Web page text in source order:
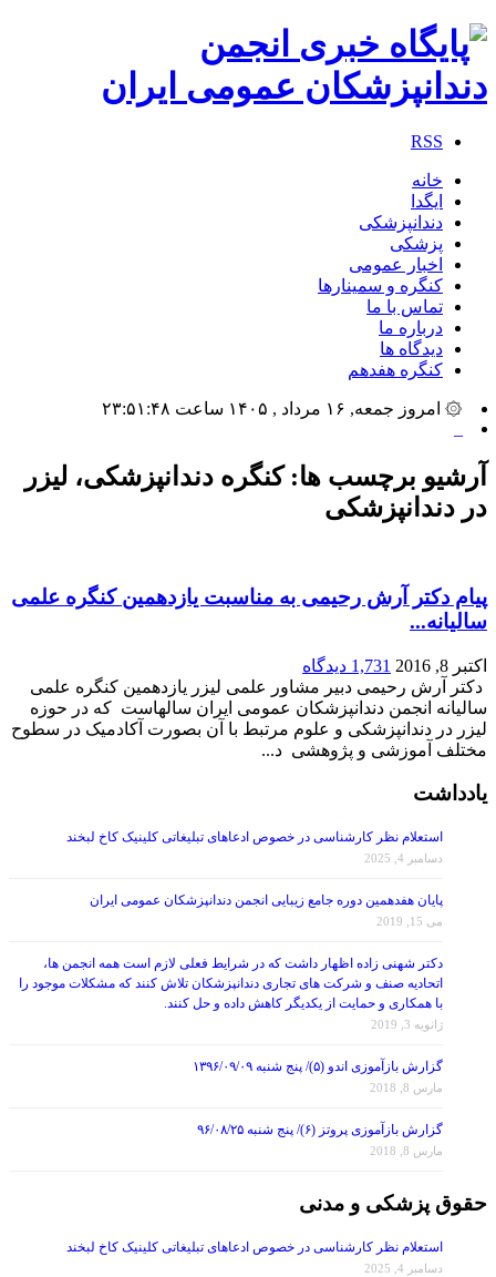
RSS
خانه
ایگدا
دندانپزشکی
پزشکی
اخبار عمومی
کنگره و سمینارها
تماس با ما
درباره ما
دیدگاه ها
کنگره هفدهم
۞ امروز جمعه, ۱۶ مرداد , ۱۴۰۵ ساعت ۲۳:۵۱:۴۸
آرشیو برچسب ها:کنگره دندانپزشکی، لیزر
در دندانپزشکی
پیام دکتر آرش رحیمی به مناسبت یازدهمین کنگره علمی
سالیانه...
اکتبر 8, 2016
1,731 دیدگاه
دکتر آرش رحیمی دبیر مشاور علمی لیزر یازدهمین کنگره علمی
سالیانه انجمن دندانپزشکان عمومی ایران سالهاست که در حوزه
لیزر در دندانپزشکی و علوم مرتبط با آن بصورت آکادمیک در سطوح
مختلف آموزشی و پژوهشی د...
یادداشت
استعلام نظر کارشناسی در خصوص ادعاهای تبلیغاتی کلینیک کاخ لبخند
دسامبر 4, 2025
پایان هفدهمین دوره جامع زیبایی انجمن دندانپزشکان عمومی ایران
می 15, 2019
دکتر شهنی زاده اظهار داشت که در شرایط فعلی لازم است همه انجمن ها،
اتحادیه صنف و شرکت های تجاری دندانپزشکان تلاش کنند که مشکلات موجود را
با همکاری و حمایت از یکدیگر کاهش داده و حل کنند.
ژانویه 3, 2019
گزارش بازآموزی اندو (۵)/ پنج شنبه ۱۳۹۶/۰۹/۰۹
مارس 8, 2018
گزارش بازآموزی پروتز (۶)/ پنج شنبه ۹۶/۰۸/۲۵
مارس 8, 2018
حقوق پزشکی و مدنی
استعلام نظر کارشناسی در خصوص ادعاهای تبلیغاتی کلینیک کاخ لبخند
دسامبر 4, 2025